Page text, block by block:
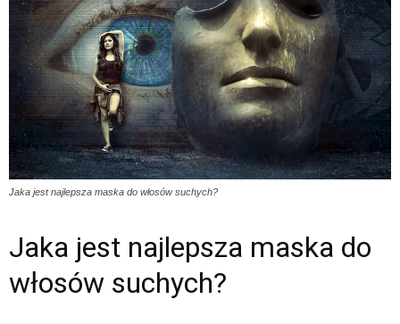
Jaka jest najlepsza maska do włosów suchych?
Jaka jest najlepsza maska do
włosów suchych?